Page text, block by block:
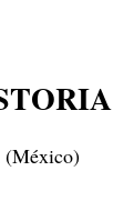
(México)